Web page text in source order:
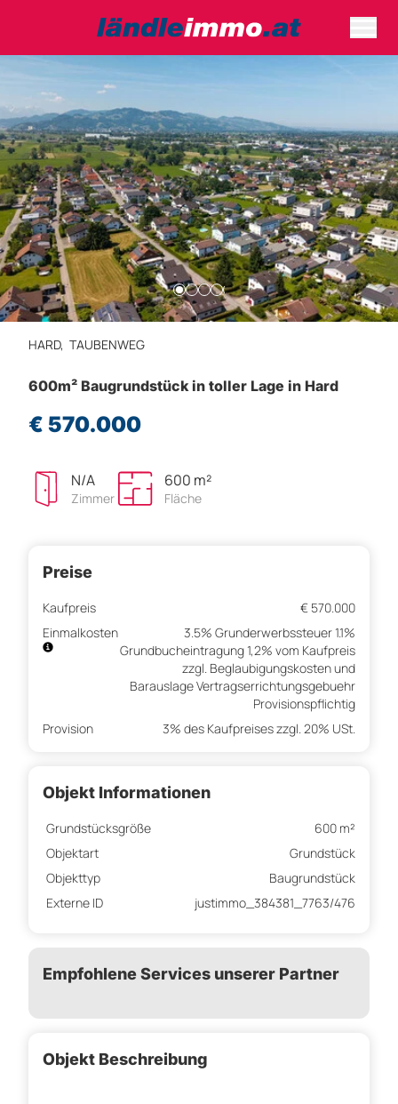
HARD, TAUBENWEG
600m² Baugrundstück in toller Lage in Hard
€ 570.000
N/A
Zimmer
600 m²
Fläche
Preise
Kaufpreis
€ 570.000
Einmalkosten
3.5% Grunderwerbssteuer 1.1%
Grundbucheintragung 1,2% vom Kaufpreis
zzgl. Beglaubigungskosten und
Barauslage Vertragserrichtungsgebuehr
Provisionspflichtig
Provision
3% des Kaufpreises zzgl. 20% USt.
Objekt Informationen
Grundstücksgröße
600 m²
Objektart
Grundstück
Objekttyp
Baugrundstück
Externe ID
justimmo_384381_7763/476
Empfohlene Services unserer Partner
Objekt Beschreibung